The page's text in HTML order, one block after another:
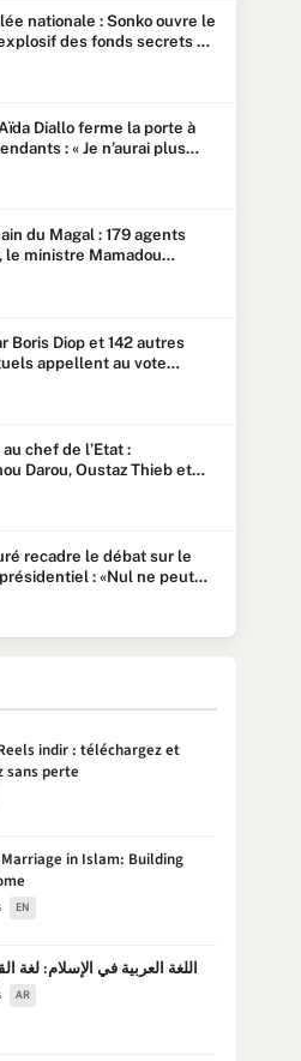
nationale : Sonko ouvre le
des fonds secrets et
présidentiel
Diallo ferme la porte à
: « Je n’aurai plus
autre mari »
du Magal : 179 agents
le ministre Mamadou
exige des explications
Boris Diop et 142 autres
appellent au vote
la révision
chef de l’Etat :
Darou, Oustaz Thieb et
lourdement
recadre le débat sur le
: «Nul ne peut
de deux mandats
de 5 ans»
indir : téléchargez et
sans perte
in Islam: Building
EN
اللغة العربية في الإسلام: لغة
AR